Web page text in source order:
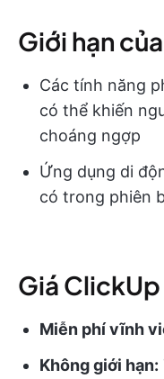
Giới hạn
Các tính năng
có thể khiến
choáng ngợp
Ứng dụng di
có trong phiên
Giá ClickUp
Miễn phí vĩnh
Không giới hạn: